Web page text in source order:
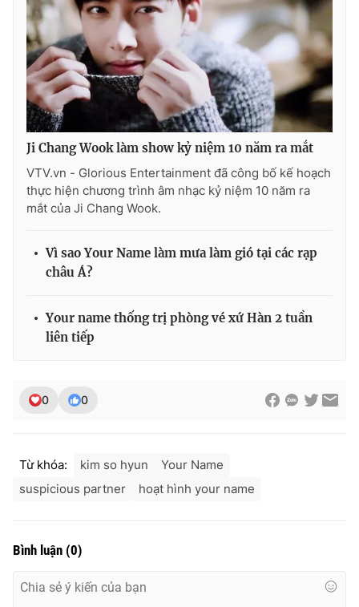
THỜI BÁO VTV
Theo dõi báo trên
Cơ quan chủ quản:
Đài Truyền hình Việt Nam
Giấy phép hoạt động báo in và báo điện tử số 483/GP-BTTTT
cấp ngày 29/12/2023
Nguyễn Thị Mỹ Hạnh, Phạm Quốc Thắng,
Nguyễn Trọng Ninh
Tổng đài VTV:024.38 355 931 - 024.38 355 932
Ji Chang Wook làm show kỷ niệm 10 năm ra mắt
VTV.vn - Glorious Entertainment đã công bố kế hoạch
thực hiện chương trình âm nhạc kỷ niệm 10 năm ra
mắt của Ji Chang Wook.
Vì sao Your Name làm mưa làm gió tại các rạp
châu Á?
Your name thống trị phòng vé xứ Hàn 2 tuần
liên tiếp
0 0
Từ khóa: kim so hyun
Your Name
suspicious partner
hoạt hình your name
Bình luận (0)